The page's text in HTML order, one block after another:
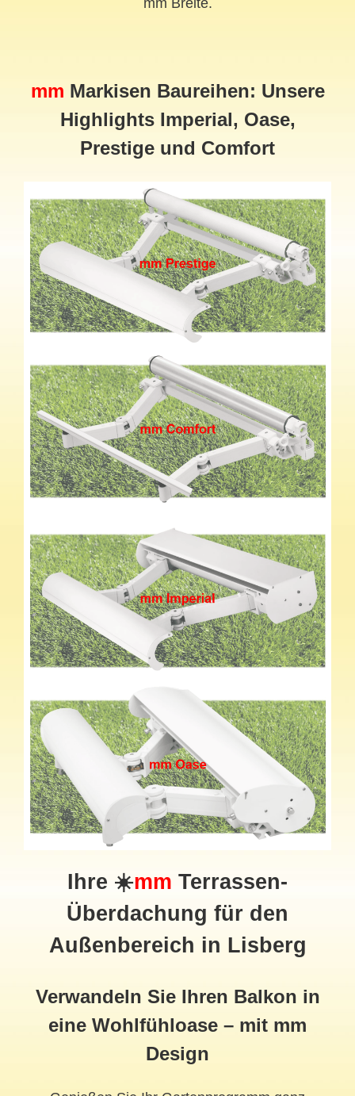
mm Breite.
mm Markisen Baureihen: Unsere
Highlights Imperial, Oase,
Prestige und Comfort
Ihre ☀️mm Terrassen-
Überdachung für den
Außenbereich in Lisberg
Verwandeln Sie Ihren Balkon in
eine Wohlfühloase – mit mm
Design